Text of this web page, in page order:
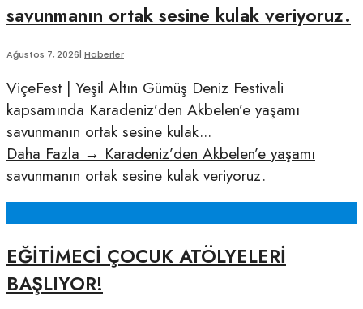
savunmanın ortak sesine kulak veriyoruz.
Ağustos 7, 2026| Haberler
ViçeFest | Yeşil Altın Gümüş Deniz Festivali
kapsamında Karadeniz’den Akbelen’e yaşamı
savunmanın ortak sesine kulak...
Daha Fazla → Karadeniz’den Akbelen’e yaşamı
savunmanın ortak sesine kulak veriyoruz.
EĞİTİMECİ ÇOCUK ATÖLYELERİ
BAŞLIYOR!